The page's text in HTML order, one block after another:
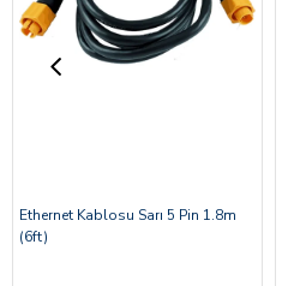
Ethernet Kablosu Sarı 5 Pin 1.8m
(6ft)